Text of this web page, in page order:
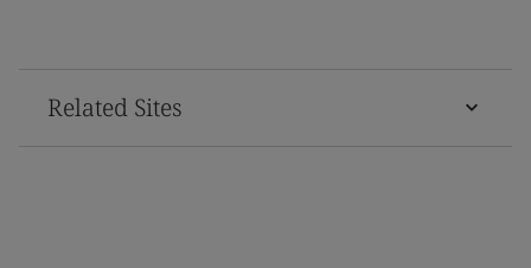
Related Sites